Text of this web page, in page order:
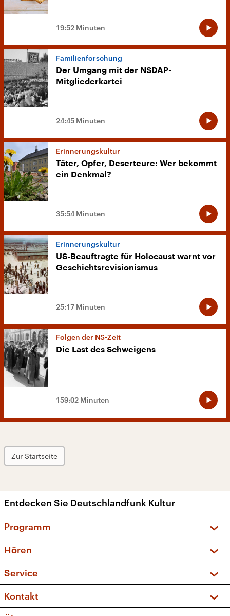
19:52 Minuten
Familienforschung
Der Umgang mit der NSDAP-
Mitgliederkartei
24:45 Minuten
Erinnerungskultur
Täter, Opfer, Deserteure: Wer bekommt
ein Denkmal?
35:54 Minuten
Erinnerungskultur
US-Beauftragte für Holocaust warnt vor
Geschichtsrevisionismus
25:17 Minuten
Folgen der NS-Zeit
Die Last des Schweigens
159:02 Minuten
Zur Startseite
Entdecken Sie Deutschlandfunk Kultur
Programm
Sendungen und Podcasts
Musikliste
Kakadu – Das Kinderprogramm
Hören
Frequenzen (UKW + DAB+)
Service
FAQ
Apps
Kontakt